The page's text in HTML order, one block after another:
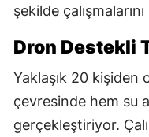
şekilde
Dron Destekli
Yaklaşık 20 kişiden
çevresinde hem su
gerçekleştiriyor.